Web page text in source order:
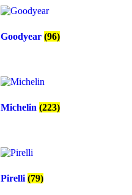
Goodyear (96)
Michelin (223)
Pirelli (79)